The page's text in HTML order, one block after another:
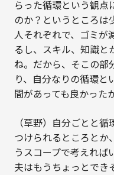
らった循環という観点
のか？というところは
人それぞれで、ゴミが
るし、スキル、知識と
ね。だから、そこの部
り、自分なりの循環と
間があっても良かった
（草野）自分ごとと
つけられるところとか
うスコープで考えれば
夫はもうちょっとでき